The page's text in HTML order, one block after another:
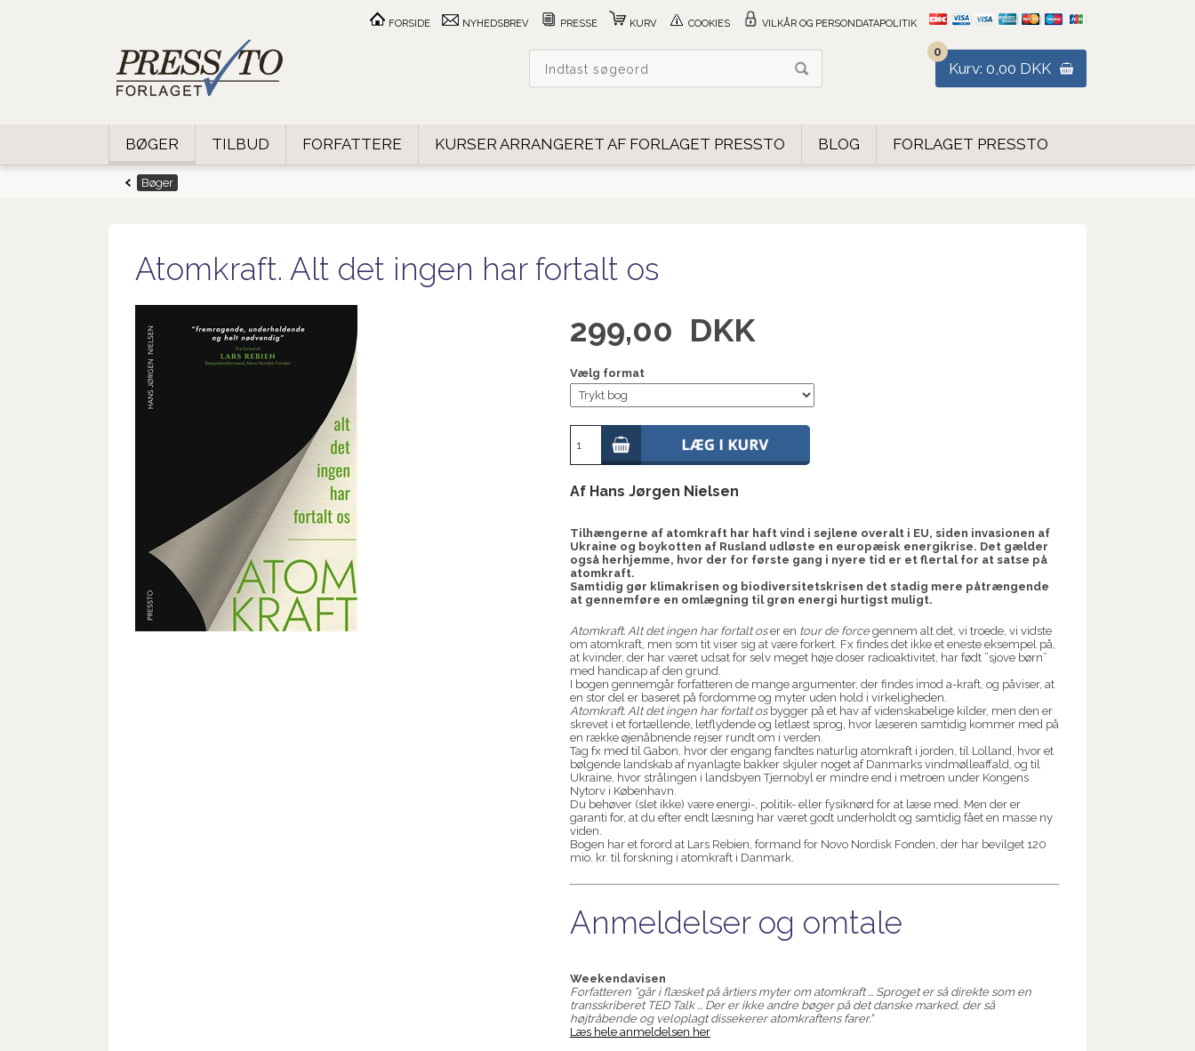
0
Kurv: 0,00 DKK
FORSIDE NYHEDSBREV PRESSE KURV COOKIES VILKÅR OG PERSONDATAPOLITIK
BØGER TILBUD FORFATTERE KURSER ARRANGERET AF FORLAGET PRESSTO BLOG FORLAGET PRESSTO
Bøger
Atomkraft. Alt det ingen har fortalt os
299,00 DKK
Vælg format
Af Hans Jørgen Nielsen
Tilhængerne af atomkraft har haft vind i sejlene overalt i EU, siden invasionen af
Ukraine og boykotten af Rusland udløste en europæisk energikrise. Det gælder
også herhjemme, hvor der for første gang i nyere tid er et flertal for at satse på
atomkraft.
Samtidig gør klimakrisen og biodiversitetskrisen det stadig mere påtrængende
at gennemføre en omlægning til grøn energi hurtigst muligt.
Atomkraft. Alt det ingen har fortalt oser en tour de forcegennem alt det, vi troede, vi vidste
om atomkraft, men som tit viser sig at være forkert. Fx findes det ikke et eneste eksempel på,
at kvinder, der har været udsat for selv meget høje doser radioaktivitet, har født ”sjove børn”
med handicap af den grund.
I bogen gennemgår forfatteren de mange argumenter, der findes imod a-kraft, og påviser, at
en stor del er baseret på fordomme og myter uden hold i virkeligheden.
Atomkraft. Alt det ingen har fortalt osbygger på et hav af videnskabelige kilder, men den er
skrevet i et fortællende, letflydende og letlæst sprog, hvor læseren samtidig kommer med på
en række øjenåbnende rejser rundt om i verden.
Tag fx med til Gabon, hvor der engang fandtes naturlig atomkraft i jorden, til Lolland, hvor et
bølgende landskab af nyanlagte bakker skjuler noget af Danmarks vindmølleaffald, og til
Ukraine, hvor strålingen i landsbyen Tjernobyl er mindre end i metroen under Kongens
Nytorv i København.
Du behøver (slet ikke) være energi-, politik- eller fysiknørd for at læse med. Men der er
garanti for, at du efter endt læsning har været godt underholdt og samtidig fået en masse ny
viden.
Bogen har et forord at Lars Rebien, formand for Novo Nordisk Fonden, der har bevilget 120
mio. kr. til forskning i atomkraft i Danmark.
Anmeldelser og omtale
Weekendavisen
Forfatteren ”går i flæsket på årtiers myter om atomkraft ... Sproget er så direkte som en
transskriberet TED Talk ... Der er ikke andre bøger på det danske marked, der så
højtråbende og veloplagt dissekerer atomkraftens farer.”
Læs hele anmeldelsen her